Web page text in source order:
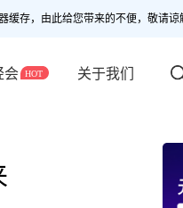
存，由此给您带来的不便，敬请谅
会 关于我们